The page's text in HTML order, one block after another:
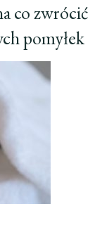
co zwrócić
pomyłek